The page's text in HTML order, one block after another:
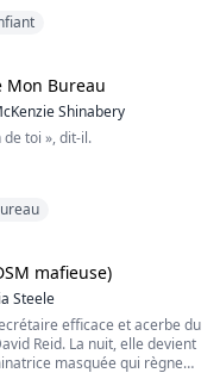
terriblement puissant, et
dissipe, Lena découvre que
Mon Bureau
Shinabery
de toi », dit-il.
ce genre de protection ? »
capable de lui offrir le
à la taille de
mafieuse)
Steele
efficace et acerbe du
Reid. La nuit, elle devient
masquée qui règne